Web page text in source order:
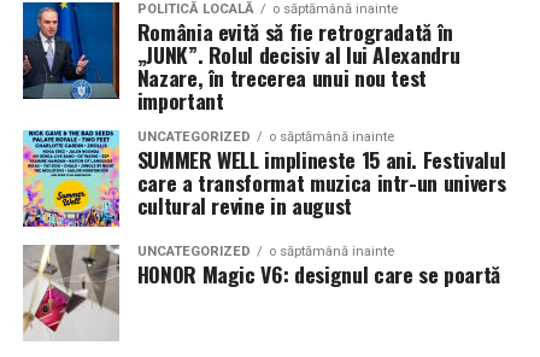
POLITICĂ LOCALĂ o săptămână inainte
România evită să fie retrogradată în
„JUNK”. Rolul decisiv al lui Alexandru
Nazare, în trecerea unui nou test
important
UNCATEGORIZED o săptămână inainte
SUMMER WELL implineste 15 ani. Festivalul
care a transformat muzica intr-un univers
cultural revine in august
UNCATEGORIZED o săptămână inainte
HONOR Magic V6: designul care se poartă